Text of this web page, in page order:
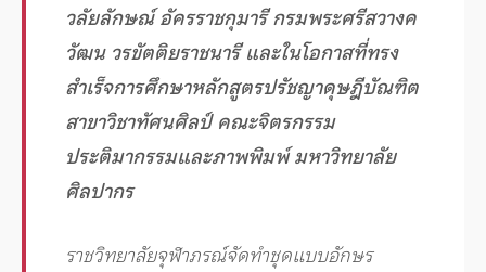
วลัยลักษณ์ อัครราชกุมารี กรมพระศรีสวางค
วัฒน วรขัตติยราชนารี และในโอกาสที่ทรง
สำเร็จการศึกษาหลักสูตรปรัชญาดุษฎีบัณฑิต
สาขาวิชาทัศนศิลป์ คณะจิตรกรรม
ประติมากรรมและภาพพิมพ์ มหาวิทยาลัย
ศิลปากร
ราชวิทยาลัยจุฬาภรณ์จัดทำชุดแบบอักษร